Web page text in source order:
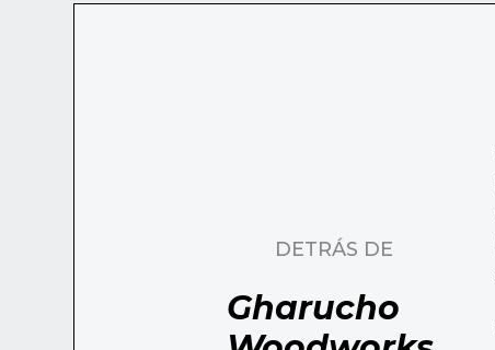
DETRÁS DE
Gharucho